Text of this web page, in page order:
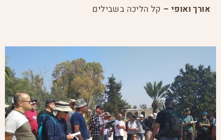
אורך ואופי – קל הליכה בשבילים